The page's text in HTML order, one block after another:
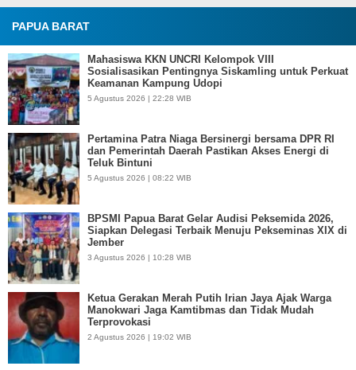
PAPUA BARAT
Mahasiswa KKN UNCRI Kelompok VIII
Sosialisasikan Pentingnya Siskamling untuk Perkuat
Keamanan Kampung Udopi
5 Agustus 2026 | 22:28 WIB
Pertamina Patra Niaga Bersinergi bersama DPR RI
dan Pemerintah Daerah Pastikan Akses Energi di
Teluk Bintuni
5 Agustus 2026 | 08:22 WIB
BPSMI Papua Barat Gelar Audisi Peksemida 2026,
Siapkan Delegasi Terbaik Menuju Pekseminas XIX di
Jember
3 Agustus 2026 | 10:28 WIB
Ketua Gerakan Merah Putih Irian Jaya Ajak Warga
Manokwari Jaga Kamtibmas dan Tidak Mudah
Terprovokasi
2 Agustus 2026 | 19:02 WIB